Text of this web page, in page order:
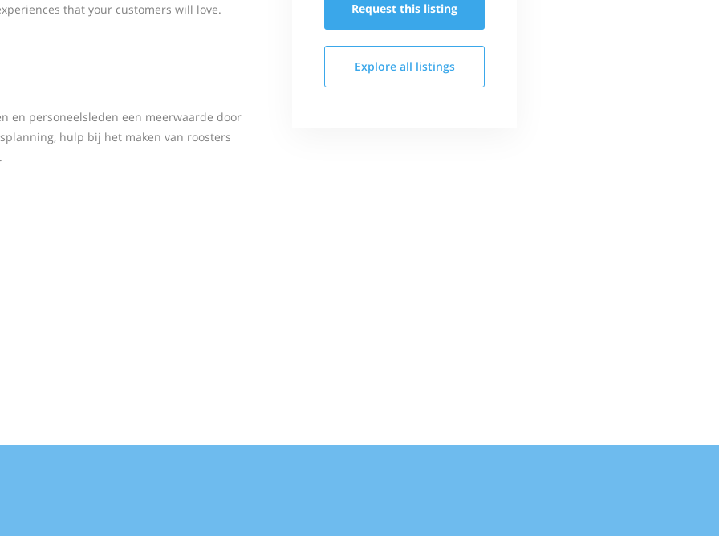
that your customers will love.
en personeelsleden een meerwaarde door
hulp bij het maken van roosters
Request this listing
Explore all listings